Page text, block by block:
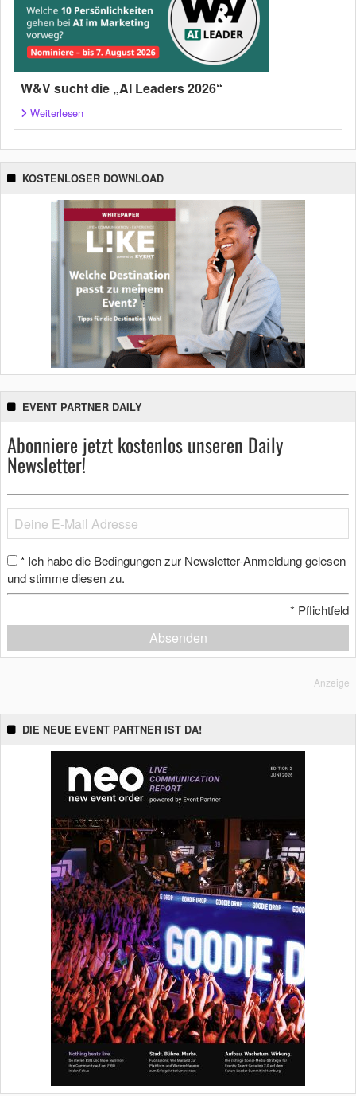
W&V sucht die „AI Leaders 2026“
Weiterlesen
KOSTENLOSER DOWNLOAD
EVENT PARTNER DAILY
Abonniere jetzt kostenlos unseren Daily
Newsletter!
* Ich habe die Bedingungen zur Newsletter-Anmeldung gelesen
und stimme diesen zu.
* Pflichtfeld
Absenden
Anzeige
DIE NEUE EVENT PARTNER IST DA!